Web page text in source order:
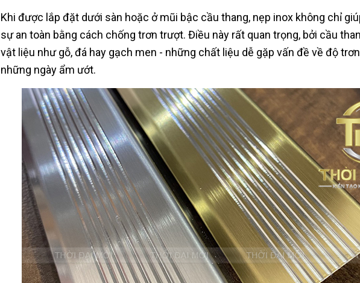
Khi được lắp đặt dưới sàn hoặc ở mũi bậc cầu thang, nẹp inox không chỉ
sự an toàn bằng cách chống trơn trượt. Điều này rất quan trọng, bởi cầu
vật liệu như gỗ, đá hay gạch men - những chất liệu dễ gặp vấn đề về độ
những ngày ẩm ướt.